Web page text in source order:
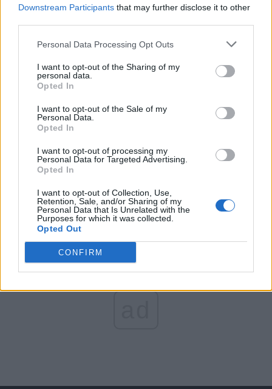
Downstream Participants that may further disclose it to other
Personal Data Processing Opt Outs
I want to opt-out of the Sharing of my
personal data.
Opted In
I want to opt-out of the Sale of my
Personal Data.
Opted In
I want to opt-out of processing my
Personal Data for Targeted Advertising.
Opted In
I want to opt-out of Collection, Use,
Retention, Sale, and/or Sharing of my
Personal Data that Is Unrelated with the
Purposes for which it was collected.
Opted Out
CONFIRM
PNȚCD (Pavelescu)
PNCR (Terheș)
Partidul Patrioților (Surugiu)
FAR (Coarnă)
România pe Primul Loc (Ponta)
Arată rezultatele
Arhiva sondajelor